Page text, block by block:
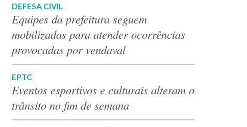
DEFESA CIVIL
Equipes da prefeitura seguem
mobilizadas para atender ocorrências
provocadas por vendaval
EPTC
Eventos esportivos e culturais alteram o
trânsito no fim de semana